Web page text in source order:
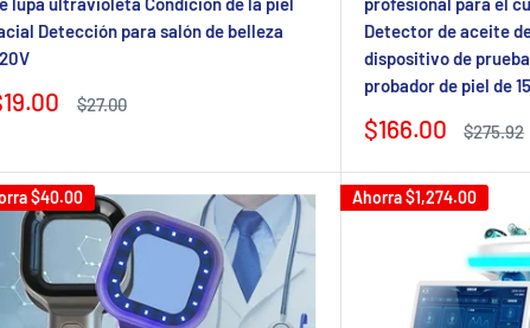
Detección para salón de belleza
Precio
$27.00
Detector de aceite
dispositivo de
probador de piel de
Precio
venta
$166.00
Precio
$275.92
$40.00 Ahorra$1,274.00